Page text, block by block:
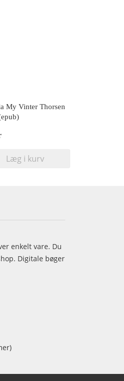
My Vinter Thorsen
Læg i kurv
enkelt vare. Du
Digitale bøger